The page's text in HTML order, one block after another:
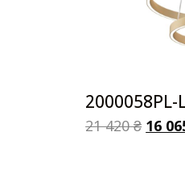
21 420₴ 16